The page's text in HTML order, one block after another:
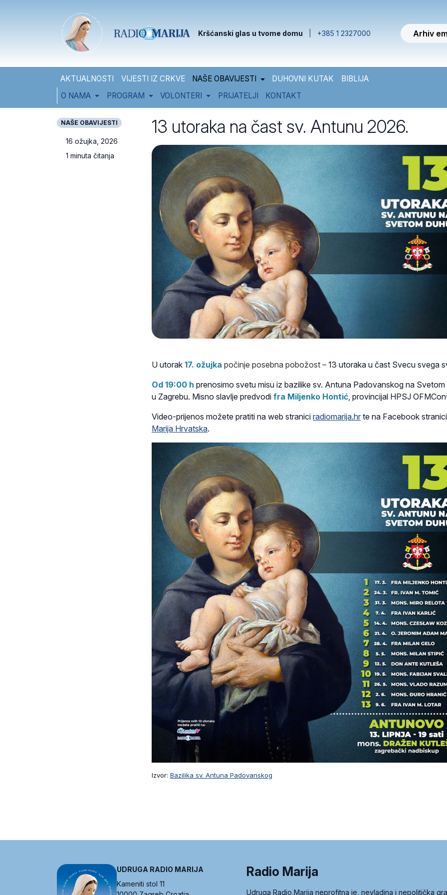
Kršćanski glas u tvome domu +385 1 2327000 Arhiv
AKTUALNOSTI VIJESTI IZ CRKVE NAŠE OBAVIJESTI DUHOVNI KUTAK
BIBLIJA
O NAMA
PROGRAM VOLONTERI PRIJATELJI KONTAKT
NAŠE OBAVIJESTI
16 ožujka, 2026
1 minuta čitanja
13 utoraka na čast sv. Antunu 2026.
U utorak 17. ožujka počinje posebna pobožost – 13 utoraka u čast Svecu svega
Od 19:00 h prenosimo svetu misu iz bazilike sv. Antuna Padovanskog na Svetom
u Zagrebu. Misno slavlje predvodi fra Miljenko Hontić , provincijal HPSJ
Video-prijenos možete pratiti na web stranici radiomarija.hr te na Facebook stranici
Marija Hrvatska.
Izvor: Bazilika sv. Antuna Padovanskog
UDRUGA RADIO MARIJA
Kameniti stol 11
Radio Marija
Udruga Radio Marija neprofitna je, nevladina i nepolitička